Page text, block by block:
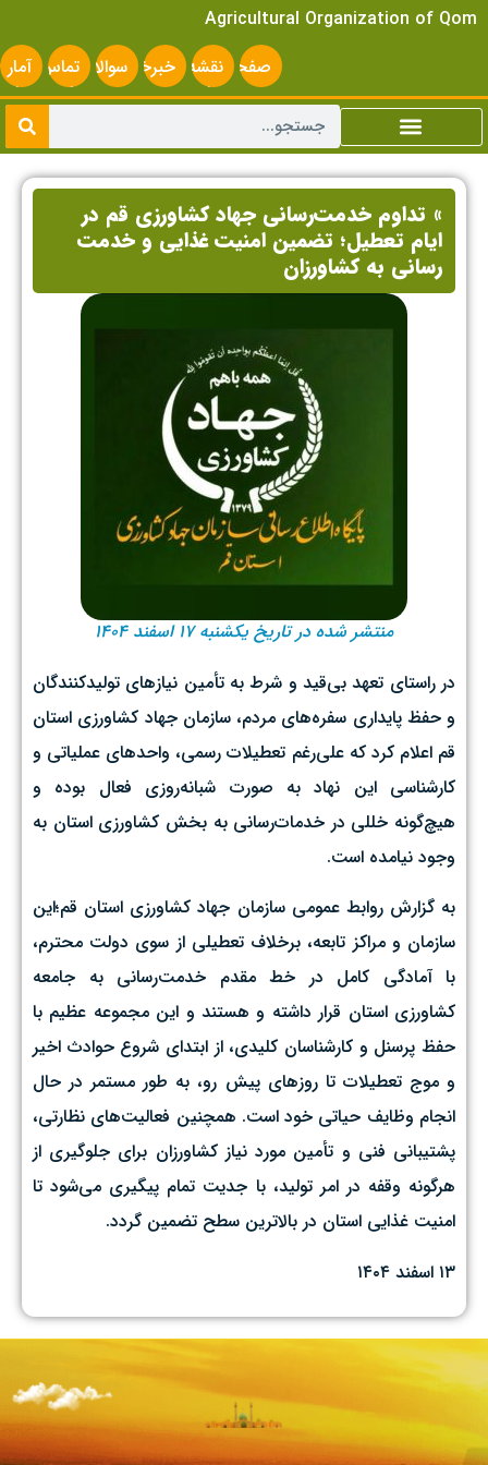
Agricultural Organization of Qom
صفحه
اصلی
نقشه
سایت
خبرخوانسوالات
متداول
تماس
با ما
آمار
» تداوم خدمت‌رسانی جهاد کشاورزی قم در
ایام تعطیل؛ تضمین امنیت غذایی و خدمت
رسانی به کشاورزان
منتشر شده در تاریخ یکشنبه ۱۷ اسفند ۱۴۰۴
در راستای تعهد بی‌قید و شرط به تأمین نیازهای تولیدکنندگان
و حفظ پایداری سفره‌های مردم، سازمان جهاد کشاورزی استان
قم اعلام کرد که علی‌رغم تعطیلات رسمی، واحدهای عملیاتی و
کارشناسی این نهاد به صورت شبانه‌روزی فعال بوده و
هیچ‌گونه خللی در خدمات‌رسانی به بخش کشاورزی استان به
وجود نیامده است.
به گزارش روابط عمومی سازمان جهاد کشاورزی استان قم؛این
سازمان و مراکز تابعه، برخلاف تعطیلی از سوی دولت محترم،
با آمادگی کامل در خط مقدم خدمت‌رسانی به جامعه
کشاورزی استان قرار داشته و هستند و این مجموعه عظیم با
حفظ پرسنل و کارشناسان کلیدی، از ابتدای شروع حوادث اخیر
و موج تعطیلات تا روزهای پیش رو، به طور مستمر در حال
انجام وظایف حیاتی خود است. همچنین فعالیت‌های نظارتی،
پشتیبانی فنی و تأمین مورد نیاز کشاورزان برای جلوگیری از
هرگونه وقفه در امر تولید، با جدیت تمام پیگیری می‌شود تا
امنیت غذایی استان در بالاترین سطح تضمین گردد.
۱۳ اسفند ۱۴۰۴